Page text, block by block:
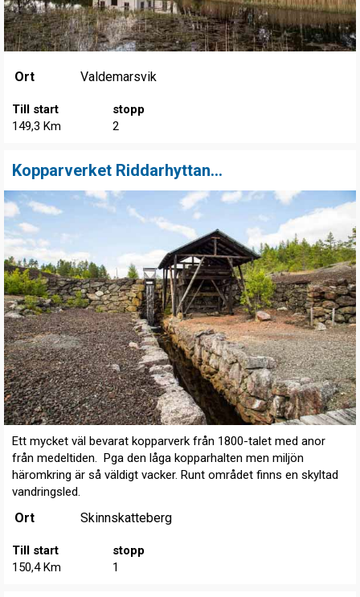
Ort Valdemarsvik
Till start
149,3 Km
stopp
2
Kopparverket Riddarhyttan...
Ett mycket väl bevarat kopparverk från 1800-talet med anor
från medeltiden. Pga den låga kopparhalten men miljön
häromkring är så väldigt vacker. Runt området finns en skyltad
vandringsled.
Ort Skinnskatteberg
Till start
150,4 Km
stopp
1